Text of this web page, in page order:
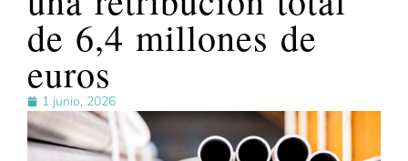
de 6,4 millones de
euros
1 junio, 2026